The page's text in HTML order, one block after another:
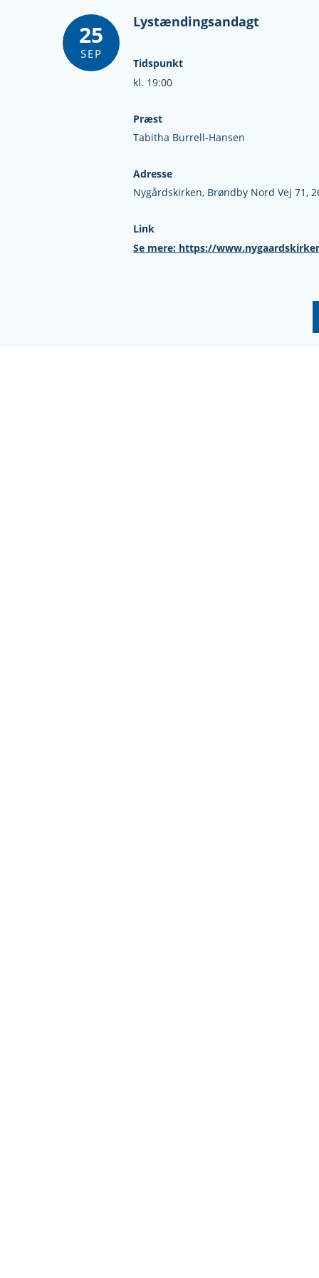
25
SEP
Lystændingsandagt
Tidspunkt
kl. 19:00
Præst
Tabitha Burrell-Hansen
Adresse
Nygårdskirken, Brøndby Nord Vej 71,
Link
Se mere: https://